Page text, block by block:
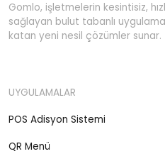
Gomlo, işletmelerin kesintisiz,
sağlayan bulut tabanlı
katan yeni nesil çözümler sunar.
UYGULAMALAR
POS Adisyon Sistemi
QR Menü